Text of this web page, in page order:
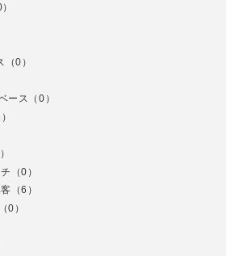
（0）
ース （0）
（0）
（6）
（0）